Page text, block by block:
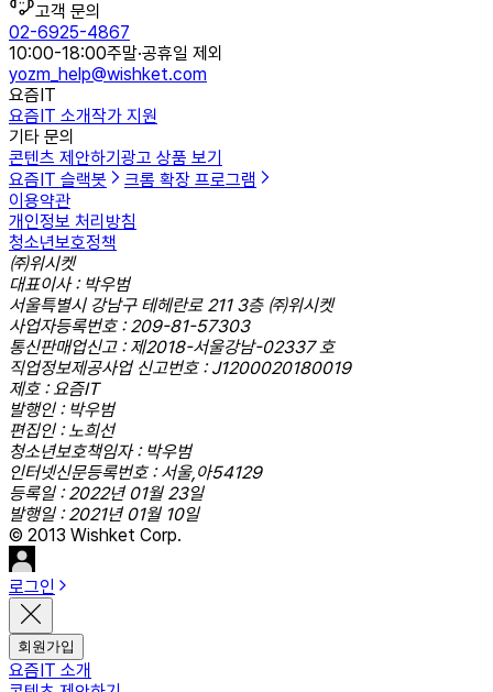
고객 문의
02-6925-4867
10:00-18:00주말·공휴일 제외
yozm_help@wishket.com
요즘IT
요즘IT 소개작가 지원
기타 문의
콘텐츠 제안하기 광고 상품 보기
요즘IT 슬랙봇
크롬 확장 프로그램
이용약관
개인정보 처리방침
청소년보호정책
㈜위시켓
대표이사 : 박우범
서울특별시 강남구 테헤란로 211 3층 ㈜위시켓
사업자등록번호 : 209-81-57303
통신판매업신고 : 제2018-서울강남-02337 호
직업정보제공사업 신고번호 : J1200020180019
제호 : 요즘IT
발행인 : 박우범
편집인 : 노희선
청소년보호책임자 : 박우범
인터넷신문등록번호 : 서울,아54129
등록일 : 2022년 01월 23일
발행일 : 2021년 01월 10일
© 2013 Wishket Corp.
로그인
회원가입
요즘IT 소개